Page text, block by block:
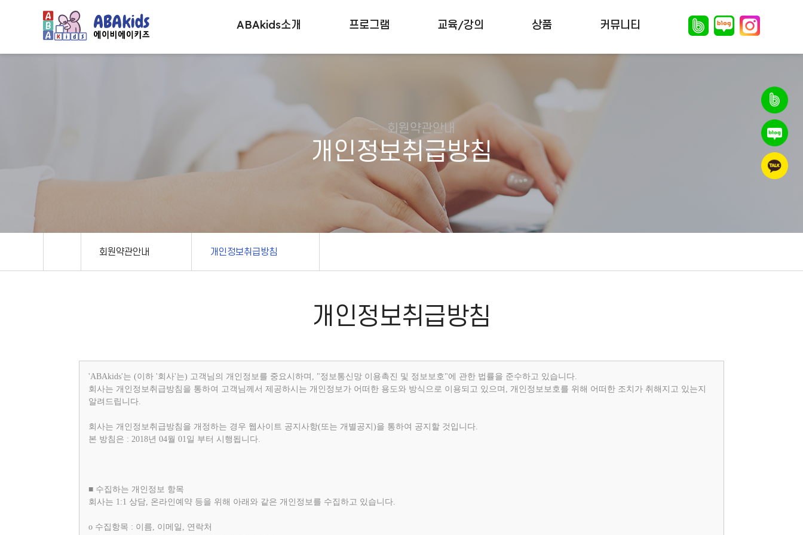
ABAkids소개 프로그램 교육/강의 상품 커뮤니티
회원약관안내
개인정보취급방침
회원약관안내 개인정보취급방침
개인정보취급방침
'ABAkids'는 (이하 '회사'는) 고객님의 개인정보를 중요시하며, "정보통신망 이용촉진 및 정보보호"에 관한 법률을 준수하고 있습니다.
회사는 개인정보취급방침을 통하여 고객님께서 제공하시는 개인정보가 어떠한 용도와 방식으로 이용되고 있으며, 개인정보보호를 위해 어떠한 조치가 취해지고 있는지
알려드립니다.
회사는 개인정보취급방침을 개정하는 경우 웹사이트 공지사항(또는 개별공지)을 통하여 공지할 것입니다.
본 방침은 : 2018년 04월 01일 부터 시행됩니다.
■ 수집하는 개인정보 항목
회사는 1:1 상담, 온라인예약 등을 위해 아래와 같은 개인정보를 수집하고 있습니다.
ο 수집항목 : 이름, 이메일, 연락처